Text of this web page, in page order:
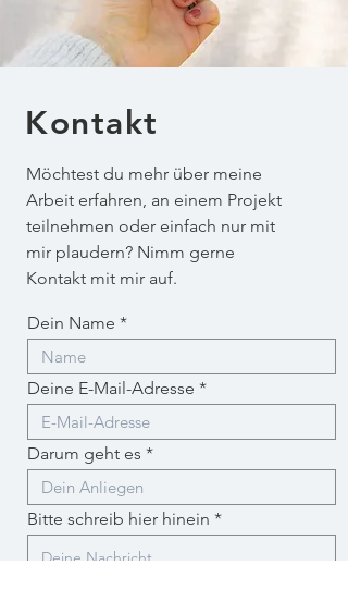
Kontakt
Möchtest du mehr über meine
Arbeit erfahren, an einem Projekt
teilnehmen oder einfach nur mit
mir plaudern? Nimm gerne
Kontakt mit mir auf.
Dein Name
Deine E-Mail-Adresse
Darum geht es
Bitte schreib hier hinein